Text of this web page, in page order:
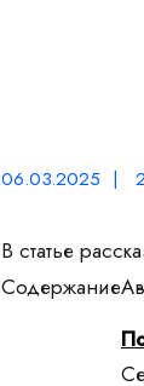
06.03.2025 |
В статье
Содержание